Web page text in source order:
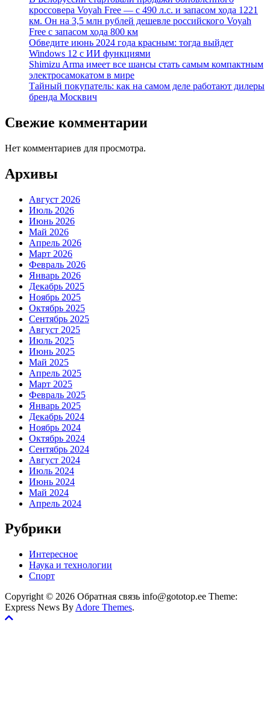
кроссовера Voyah Free — с 490 л.с. и запасом хода 1221
км. Он на 3,5 млн рублей дешевле российского Voyah
Free с запасом хода 800 км
Обведите июнь 2024 года красным: тогда выйдет
Windows 12 с ИИ функциями
Shimizu Arma имеет все шансы стать самым компактным
электросамокатом в мире
Тайный покупатель: как на самом деле работают дилеры
бренда Москвич
Свежие комментарии
Нет комментариев для просмотра.
Архивы
Август 2026
Июль 2026
Июнь 2026
Май 2026
Апрель 2026
Март 2026
Февраль 2026
Январь 2026
Декабрь 2025
Ноябрь 2025
Октябрь 2025
Сентябрь 2025
Август 2025
Июль 2025
Июнь 2025
Май 2025
Апрель 2025
Март 2025
Февраль 2025
Январь 2025
Декабрь 2024
Ноябрь 2024
Октябрь 2024
Сентябрь 2024
Август 2024
Июль 2024
Июнь 2024
Май 2024
Апрель 2024
Рубрики
Интересное
Наука и технологии
Спорт
Copyright © 2026 Обратная связь info@gototop.ee Theme:
Express News By Adore Themes.